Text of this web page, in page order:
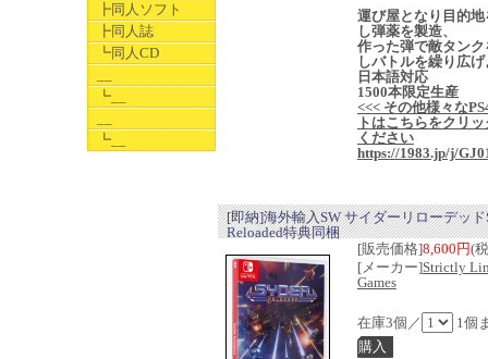
┣同人ソフト
┣同人誌
┗同人CD
┗__
┗__
運び屋となり目的地
し弾薬を製造、
作った弾で敵タンク
しバトルを繰り広
日本語対応
1500本限定生産
<<< その他様々な
トはこちらをクリ
ください
https://1983.jp/j/
[即納]海外輸入SW サイダーリローデッド
Reloaded特典同梱
[販売価格]8,600円(
[メーカー]Strictly
Games
在庫3個／ 1個